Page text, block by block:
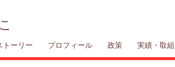
トーリー プロフィール 政策 実績・取組